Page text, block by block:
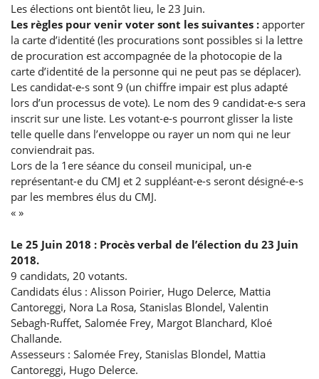
Les élections ont bientôt lieu, le 23 Juin.
Les règles pour venir voter sont les suivantes : apporter
la carte d’identité (les procurations sont possibles si la lettre
de procuration est accompagnée de la photocopie de la
carte d’identité de la personne qui ne peut pas se déplacer).
Les candidat-e-s sont 9 (un chiffre impair est plus adapté
lors d’un processus de vote). Le nom des 9 candidat-e-s sera
inscrit sur une liste. Les votant-e-s pourront glisser la liste
telle quelle dans l’enveloppe ou rayer un nom qui ne leur
conviendrait pas.
Lors de la 1ere séance du conseil municipal, un-e
représentant-e du CMJ et 2 suppléant-e-s seront désigné-e-s
par les membres élus du CMJ.
« »
Le 25 Juin 2018 : Procès verbal de l’élection du 23 Juin
2018.
9 candidats, 20 votants.
Candidats élus : Alisson Poirier, Hugo Delerce, Mattia
Cantoreggi, Nora La Rosa, Stanislas Blondel, Valentin
Sebagh-Ruffet, Salomée Frey, Margot Blanchard, Kloé
Challande.
Assesseurs : Salomée Frey, Stanislas Blondel, Mattia
Cantoreggi, Hugo Delerce.